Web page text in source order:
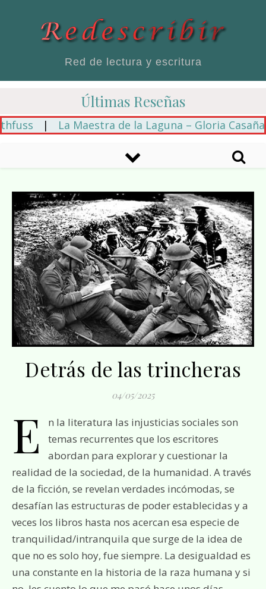
Red de lectura y escritura
Últimas Reseñas
| La Maestra de la Laguna – Gloria Casañas |
Detrás de las trincheras
04/05/2025
E
n la literatura las injusticias sociales son
temas recurrentes que los escritores
abordan para explorar y cuestionar la
realidad de la sociedad, de la humanidad. A través
de la ficción, se revelan verdades incómodas, se
desafían las estructuras de poder establecidas y a
veces los libros hasta nos acercan esa especie de
tranquilidad/intranquila que surge de la idea de
que no es solo hoy, fue siempre. La desigualdad es
una constante en la historia de la raza humana y si